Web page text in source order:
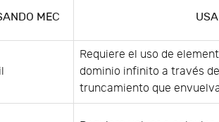
MEC
Requiere el uso de
dominio infinito a través
truncamiento que